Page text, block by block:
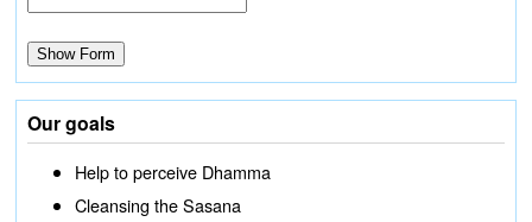
Our goals
Help to perceive Dhamma
Cleansing the Sasana